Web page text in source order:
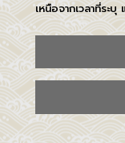
เหนือจากเวลาที่ร